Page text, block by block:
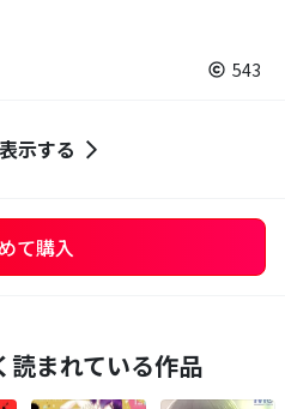
543
示する
て購入
読まれている作品